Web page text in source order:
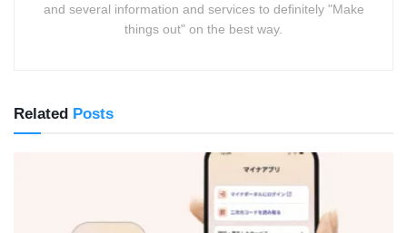
and several information and services to definitely "Make
things out" on the best way.
Related Posts